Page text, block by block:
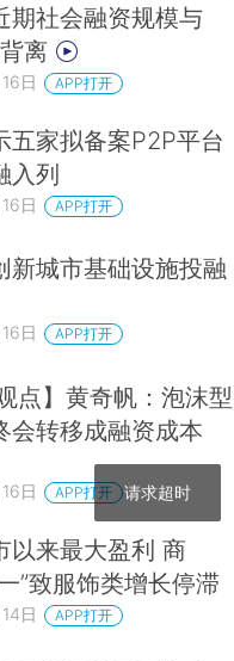
期社会融资规模与
离
日 APP打开
五家拟备案P2P平台
入列
日 APP打开
新城市基础设施投融
日 APP打开
观点】黄奇帆：泡沫型
会转移成融资成本
日 APP打开
以来最大盈利 商
”致服饰类增长停滞
日 APP打开
请求超时